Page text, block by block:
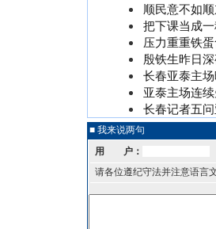
顺民意不如
把下课当成
压力重重铁
殷铁生昨日
长春亚泰主
亚泰主场连
长春记者五
■ 我来说两句
用 户：
请各位遵纪守法并注意语言文